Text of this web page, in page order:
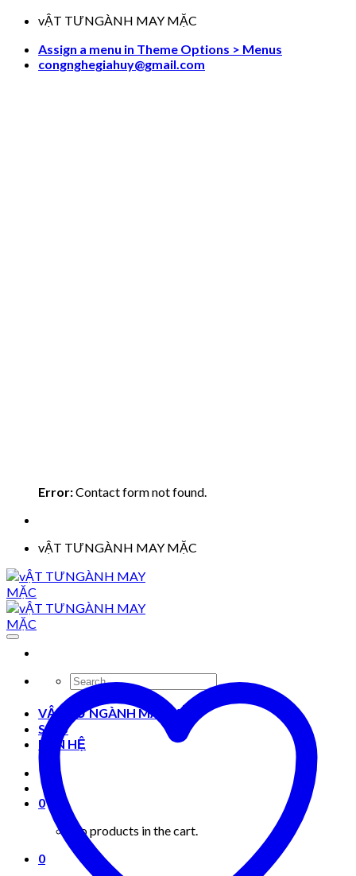
Skip
content
vẬT TƯNGÀNH MAY MẶC
Assign a menu in Theme Options > Menus
congnghegiahuy@gmail.com
Error:Contact form not found.
vẬT TƯNGÀNH MAY MẶC
Search
for:
VẬT TƯ NGÀNH MAY MẶC
Shop
LIÊN HỆ
0
No products in the cart.
0